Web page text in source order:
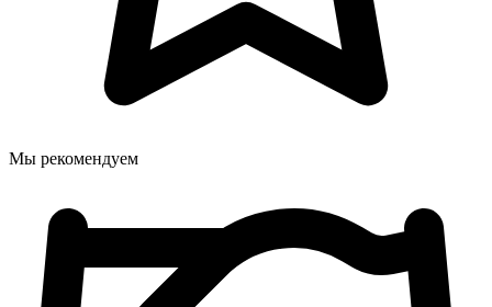
Мы рекомендуем